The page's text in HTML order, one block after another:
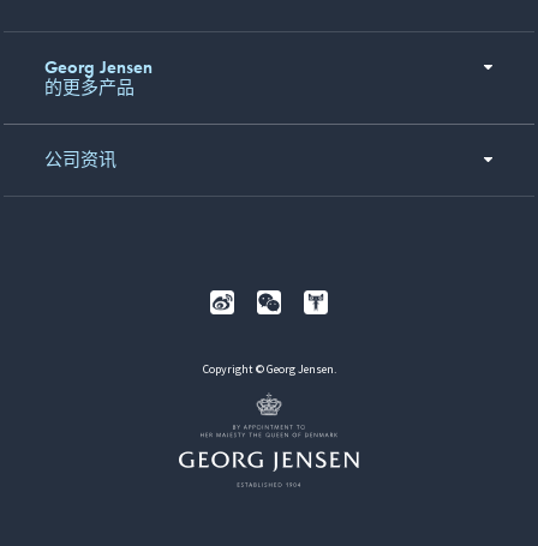
Georg Jensen
的更多产品
公司资讯
Copyright © Georg Jensen.